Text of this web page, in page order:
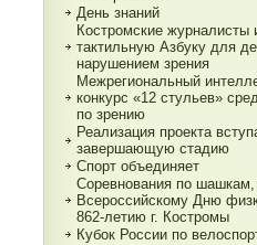
День знаний
Костромские журналисты
тактильную Азбуку для
нарушением зрения
Межрегиональный
конкурс «12 стульев»
по зрению
Реализация проекта
завершающую стадию
Спорт объединяет
Соревнования по
Всероссийскому Дню
862-летию г. Костромы
Кубок России по